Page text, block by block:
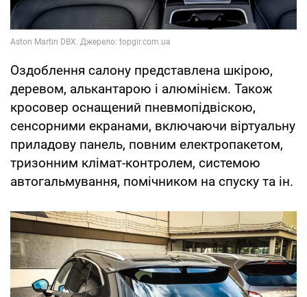
Оздоблення салону представлена шкірою,
деревом, алькантарою і алюмінієм. Також
кросовер оснащений пневмопідвіскою,
сенсорними екранами, включаючи віртуальну
приладову панель, повним електропакетом,
тризонним клімат-контролем, системою
автогальмування, помічником на спуску та ін.